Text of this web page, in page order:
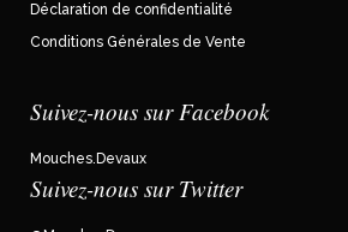
Déclaration de confidentialité
Conditions Générales de Vente
Suivez-nous sur Facebook
Mouches.Devaux
Suivez-nous sur Twitter